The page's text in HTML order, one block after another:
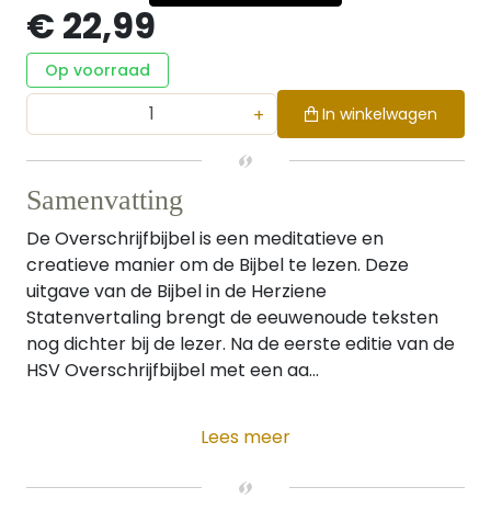
€ 22,99
Op voorraad
+ In winkelwagen
Samenvatting
De Overschrijfbijbel is een meditatieve en
creatieve manier om de Bijbel te lezen. Deze
uitgave van de Bijbel in de Herziene
Statenvertaling brengt de eeuwenoude teksten
nog dichter bij de lezer. Na de eerste editie van de
HSV Overschrijfbijbel met een aa...
Lees meer